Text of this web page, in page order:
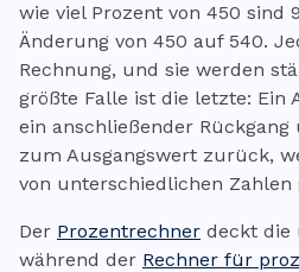
wie viel Prozent von 450 sind
Änderung von 450 auf 540.
Rechnung, und sie werden
größte Falle ist die letzte: Ein
ein anschließender
zum Ausgangswert zurück,
von unterschiedlichen Zahlen
Der Prozentrechner deckt die
während der Rechner für